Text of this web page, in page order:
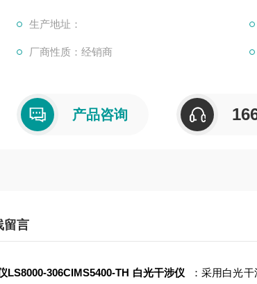
生产地址：
厂商性质：经销商
产品咨询
留言
LS8000-306CIMS5400-TH 白光干涉仪
：采用白光